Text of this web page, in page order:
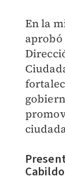
En la
aprobó
Cabildo